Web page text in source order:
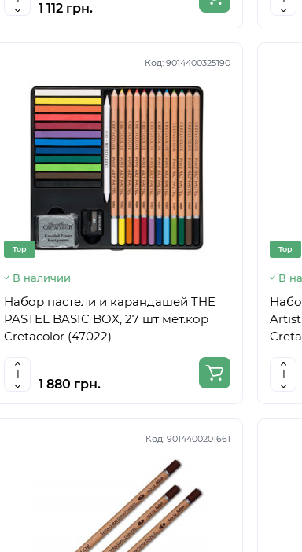
1 112 грн.
Код: 9014400325190
Top
В наличии
Набор пастели и карандашей THE
PASTEL BASIC BOX, 27 шт мет.кор
Cretacolor (47022)
1 880 грн.
Top
В
Код: 9014400201661